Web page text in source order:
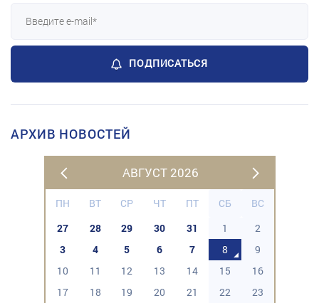
ПОДПИСАТЬСЯ
АРХИВ НОВОСТЕЙ
АВГУСТ 2026
ПН ВТ СР ЧТ ПТ СБ
ВС
27
28 29 30 31 1
2
3
4 5 6 7 8
9
10
11 12 13 14 15
16
17
18 19 20 21 22
23